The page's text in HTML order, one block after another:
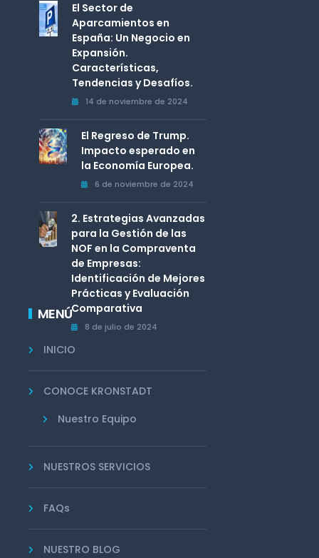
El Sector de
Aparcamientos en
España: Un Negocio en
Expansión.
Características,
Tendencias y Desafíos.
14 de noviembre de 2024
El Regreso de Trump.
Impacto esperado en
la Economía Europea.
6 de noviembre de 2024
2. Estrategias Avanzadas
para la Gestión de las
NOF en la Compraventa
de Empresas:
Identificación de Mejores
Prácticas y Evaluación
Comparativa
8 de julio de 2024
MENÚ
INICIO
CONOCE KRONSTADT
Nuestro Equipo
NUESTROS SERVICIOS
FAQs
NUESTRO BLOG